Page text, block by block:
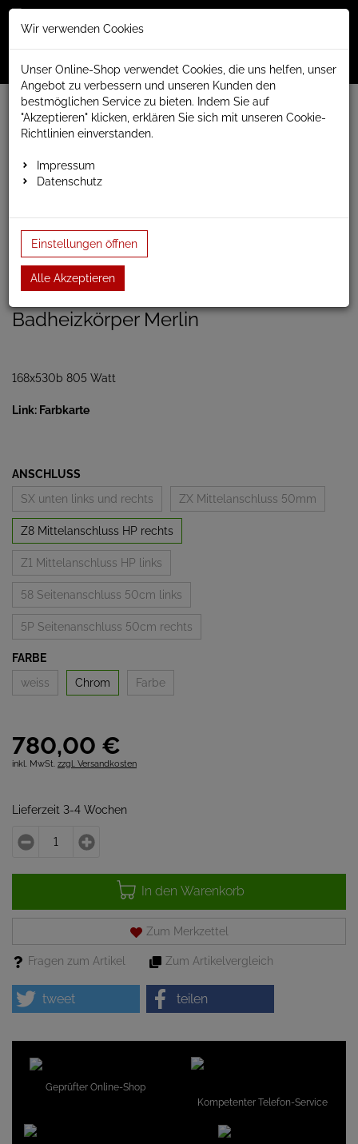
Menü
Weiter einkaufen www.anapont.eu
Badheizkörper
Design Badheizkörper
x 530b
Einloggen und Bewertung schreiben
Artikel-Nummer:
Badheizkörper Merlin
168x530b 805 Watt
Link: Farbkarte
ANSCHLUSS
SX unten links und rechts
ZX Mittelanschluss 50mm
Z8 Mittelanschluss HP rechts
Z1 Mittelanschluss HP links
58 Seitenanschluss 50cm links
5P Seitenanschluss 50cm rechts
FARBE
weiss
Chrom Farbe
780,00 €
inkl. MwSt. zzgl. Versandkosten
Lieferzeit 3-4 Wochen
In den Warenkorb
Zum Merkzettel
Fragen zum Artikel Zum Artikelvergleich
tweet teilen
Geprüfter Online-Shop
Kompetenter Telefon-Service
Wir verwenden Cookies
Unser Online-Shop verwendet Cookies, die uns helfen, unser
Angebot zu verbessern und unseren Kunden den
bestmöglichen Service zu bieten. Indem Sie auf
"Akzeptieren" klicken, erklären Sie sich mit unseren Cookie-
Richtlinien einverstanden.
Impressum
Datenschutz
Einstellungen öffnen
Alle Akzeptieren